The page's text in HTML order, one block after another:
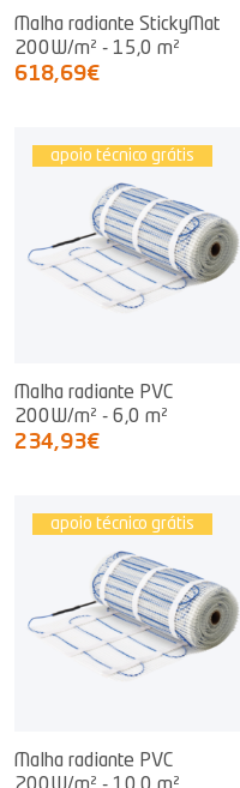
Malha radiante StickyMat
200W/m² - 15,0 m²
618,69€
apoio técnico grátis
Malha radiante PVC
200W/m² - 6,0 m²
234,93€
apoio técnico grátis
Malha radiante PVC